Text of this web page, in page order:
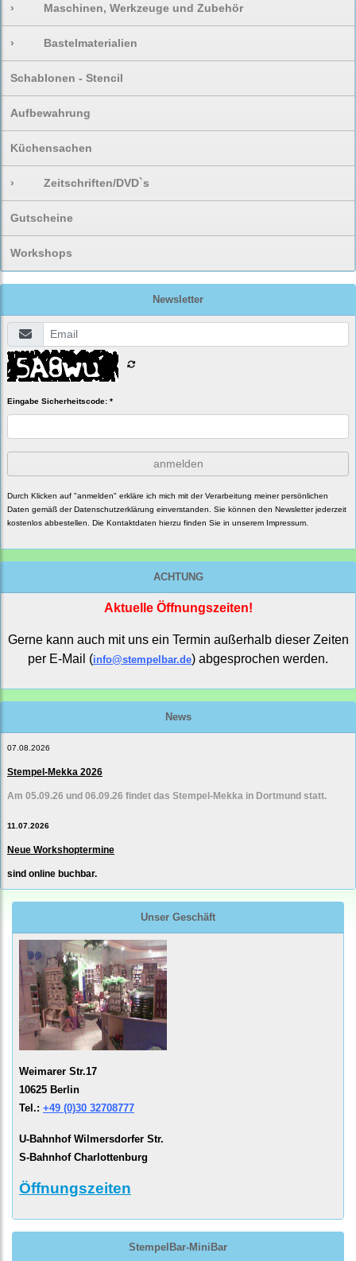
› Maschinen, Werkzeuge und Zubehör
› Bastelmaterialien
Schablonen - Stencil
Aufbewahrung
Küchensachen
› Zeitschriften/DVD`s
Gutscheine
Workshops
Newsletter
Eingabe Sicherheitscode: *
anmelden
Durch Klicken auf "anmelden" erkläre ich mich mit der Verarbeitung meiner persönlichen
Daten gemäß derDatenschutzerklärung einverstanden. Sie können den Newsletter jederzeit
kostenlos abbestellen. Die Kontaktdaten hierzu finden Sie in unserem Impressum.
ACHTUNG
Aktuelle Öffnungszeiten!
Gerne kann auch mit uns ein Termin außerhalb dieser Zeiten
per E-Mail (info@stempelbar.de) abgesprochen werden.
News
07.08.2026
Stempel-Mekka 2026
Am 05.09.26 und 06.09.26 findet das Stempel-Mekka in Dortmund statt.
11.07.2026
Neue Workshoptermine
sind online buchbar.
Unser Geschäft
Weimarer Str.17
10625 Berlin
Tel.: +49 (0)30 32708777
U-Bahnhof Wilmersdorfer Str.
S-Bahnhof Charlottenburg
Öffnungszeiten
StempelBar-MiniBar